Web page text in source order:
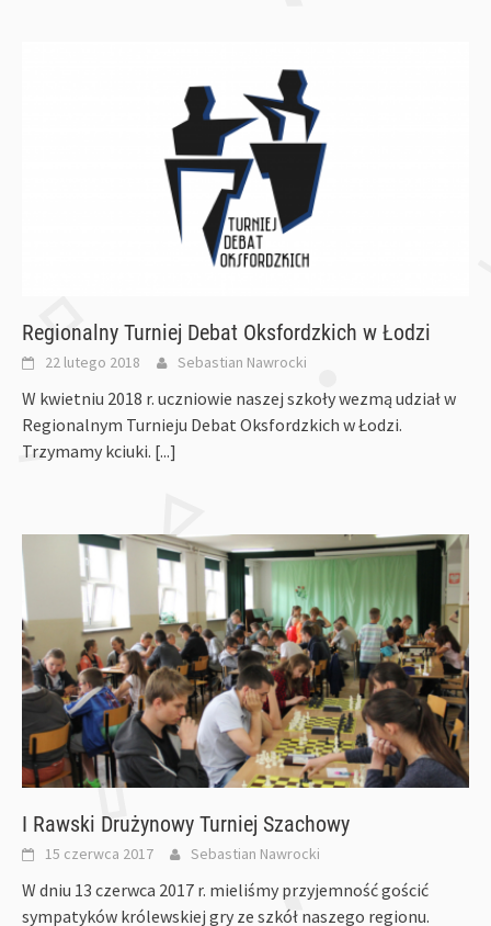
Regionalny Turniej Debat Oksfordzkich w Łodzi
22 lutego 2018 Sebastian Nawrocki
W kwietniu 2018 r. uczniowie naszej szkoły wezmą udział w
Regionalnym Turnieju Debat Oksfordzkich w Łodzi.
Trzymamy kciuki. [...]
I Rawski Drużynowy Turniej Szachowy
15 czerwca 2017 Sebastian Nawrocki
W dniu 13 czerwca 2017 r. mieliśmy przyjemność gościć
sympatyków królewskiej gry ze szkół naszego regionu.